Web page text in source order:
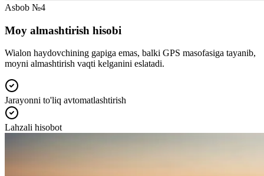
Asbob №4
Moy almashtirish hisobi
Wialon haydovchining gapiga emas, balki GPS masofasiga tayanib,
moyni almashtirish vaqti kelganini eslatadi.
Jarayonni to'liq avtomatlashtirish
Lahzali hisobot